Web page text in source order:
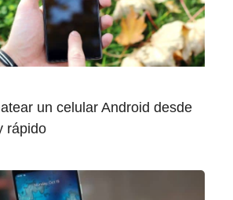
un celular Android desde
rápido